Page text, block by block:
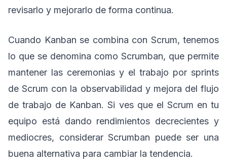
revisarlo y mejorarlo de forma continua.
Cuando Kanban se combina con Scrum, tenemos
lo que se denomina como Scrumban, que permite
mantener las ceremonias y el trabajo por sprints
de Scrum con la observabilidad y mejora del flujo
de trabajo de Kanban. Si ves que el Scrum en tu
equipo está dando rendimientos decrecientes y
mediocres, considerar Scrumban puede ser una
buena alternativa para cambiar la tendencia.